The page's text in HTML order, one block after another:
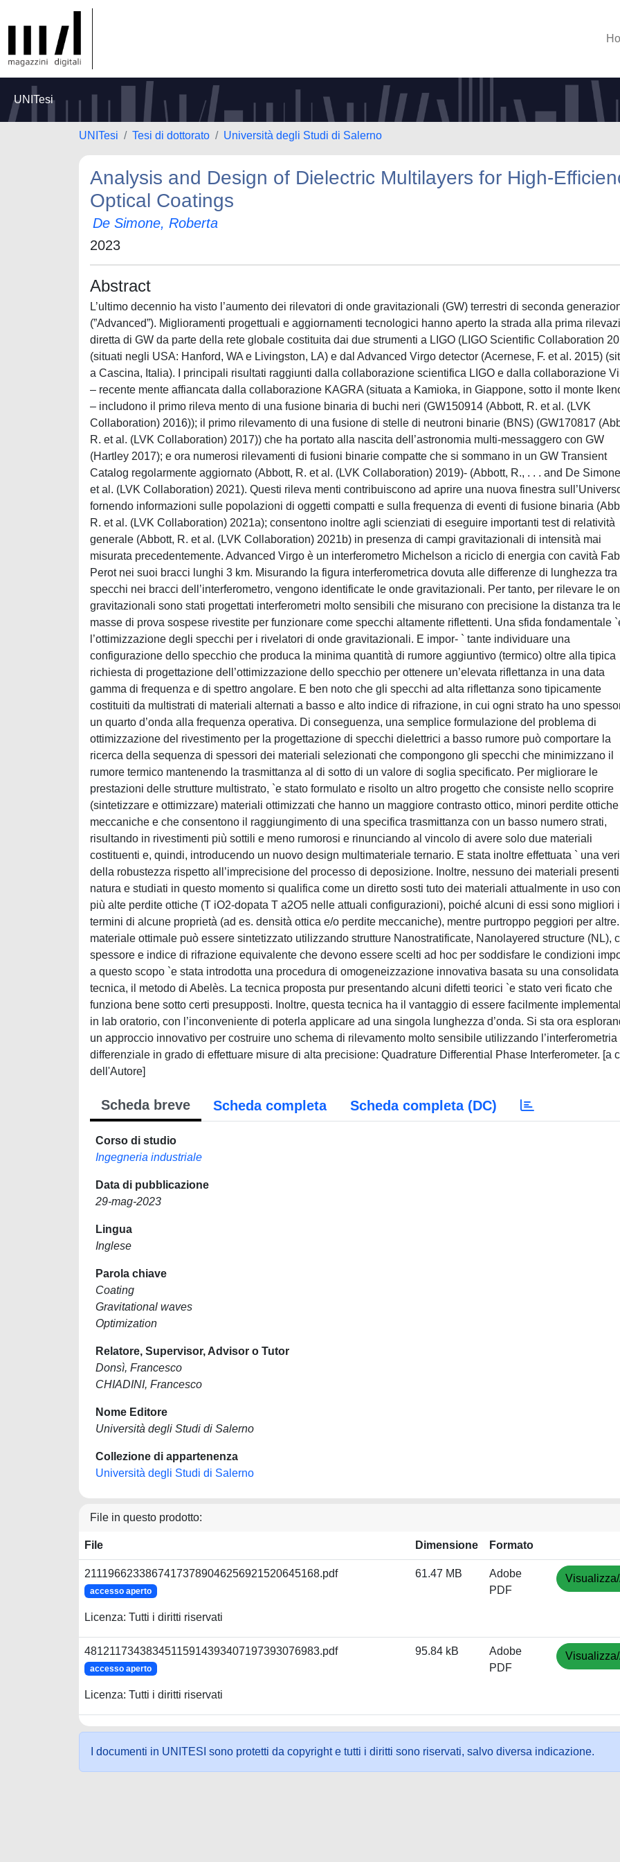
UNITesi
UNITesi Tesi di dottorato Università degli Studi di Salerno
Analysis and Design of Dielectric Multilayers for High-
Optical Coatings
De Simone, Roberta
2023
Abstract
L’ultimo decennio ha visto l’aumento dei rilevatori di onde gravitazionali (GW) terrestri di seconda
(”Advanced”). Miglioramenti progettuali e aggiornamenti tecnologici hanno aperto la strada alla prima
diretta di GW da parte della rete globale costituita dai due strumenti a LIGO (LIGO Scientific Collaboration
(situati negli USA: Hanford, WA e Livingston, LA) e dal Advanced Virgo detector (Acernese, F. et al. 2015)
a Cascina, Italia). I principali risultati raggiunti dalla collaborazione scientifica LIGO e dalla collaborazione
– recente mente affiancata dalla collaborazione KAGRA (situata a Kamioka, in Giappone, sotto il monte
– includono il primo rileva mento di una fusione binaria di buchi neri (GW150914 (Abbott, R. et al. (LVK
Collaboration) 2016)); il primo rilevamento di una fusione di stelle di neutroni binarie (BNS) (GW170817
R. et al. (LVK Collaboration) 2017)) che ha portato alla nascita dell’astronomia multi-messaggero con GW
(Hartley 2017); e ora numerosi rilevamenti di fusioni binarie compatte che si sommano in un GW Transient
Catalog regolarmente aggiornato (Abbott, R. et al. (LVK Collaboration) 2019)- (Abbott, R., . . . and De
et al. (LVK Collaboration) 2021). Questi rileva menti contribuiscono ad aprire una nuova finestra
fornendo informazioni sulle popolazioni di oggetti compatti e sulla frequenza di eventi di fusione binaria
R. et al. (LVK Collaboration) 2021a); consentono inoltre agli scienziati di eseguire importanti test di relatività
generale (Abbott, R. et al. (LVK Collaboration) 2021b) in presenza di campi gravitazionali di intensità mai
misurata precedentemente. Advanced Virgo è un interferometro Michelson a riciclo di energia con cavità
Perot nei suoi bracci lunghi 3 km. Misurando la figura interferometrica dovuta alle differenze di lunghezza tra
specchi nei bracci dell’interferometro, vengono identificate le onde gravitazionali. Per tanto, per rilevare le
gravitazionali sono stati progettati interferometri molto sensibili che misurano con precisione la distanza tra
masse di prova sospese rivestite per funzionare come specchi altamente riflettenti. Una sfida fondamentale
l’ottimizzazione degli specchi per i rivelatori di onde gravitazionali. E impor- ` tante individuare una
configurazione dello specchio che produca la minima quantità di rumore aggiuntivo (termico) oltre alla tipica
richiesta di progettazione dell’ottimizzazione dello specchio per ottenere un’elevata riflettanza in una data
gamma di frequenza e di spettro angolare. E ben noto che gli specchi ad alta riflettanza sono tipicamente
costituiti da multistrati di materiali alternati a basso e alto indice di rifrazione, in cui ogni strato ha uno
un quarto d’onda alla frequenza operativa. Di conseguenza, una semplice formulazione del problema di
ottimizzazione del rivestimento per la progettazione di specchi dielettrici a basso rumore può comportare la
ricerca della sequenza di spessori dei materiali selezionati che compongono gli specchi che minimizzano il
rumore termico mantenendo la trasmittanza al di sotto di un valore di soglia specificato. Per migliorare le
prestazioni delle strutture multistrato, `e stato formulato e risolto un altro progetto che consiste nello scoprire
(sintetizzare e ottimizzare) materiali ottimizzati che hanno un maggiore contrasto ottico, minori perdite
meccaniche e che consentono il raggiungimento di una specifica trasmittanza con un basso numero strati,
risultando in rivestimenti più sottili e meno rumorosi e rinunciando al vincolo di avere solo due materiali
costituenti e, quindi, introducendo un nuovo design multimateriale ternario. E stata inoltre effettuata ` una
della robustezza rispetto all’imprecisione del processo di deposizione. Inoltre, nessuno dei materiali
natura e studiati in questo momento si qualifica come un diretto sosti tuto dei materiali attualmente in uso
più alte perdite ottiche (T iO2-dopata T a2O5 nelle attuali configurazioni), poiché alcuni di essi sono migliori
termini di alcune proprietà (ad es. densità ottica e/o perdite meccaniche), mentre purtroppo peggiori per altre.
materiale ottimale può essere sintetizzato utilizzando strutture Nanostratificate, Nanolayered structure (NL),
spessore e indice di rifrazione equivalente che devono essere scelti ad hoc per soddisfare le condizioni
a questo scopo `e stata introdotta una procedura di omogeneizzazione innovativa basata su una consolidata
tecnica, il metodo di Abelès. La tecnica proposta pur presentando alcuni difetti teorici `e stato veri ficato che
funziona bene sotto certi presupposti. Inoltre, questa tecnica ha il vantaggio di essere facilmente
in lab oratorio, con l’inconveniente di poterla applicare ad una singola lunghezza d’onda. Si sta ora
un approccio innovativo per costruire uno schema di rilevamento molto sensibile utilizzando l’interferometria
differenziale in grado di effettuare misure di alta precisione: Quadrature Differential Phase Interferometer. [a
dell'Autore]
Scheda breve Scheda completa Scheda completa (DC)
Corso di studio
Ingegneria industriale
Data di pubblicazione
29-mag-2023
Lingua
Inglese
Parola chiave
Coating
Gravitational waves
Optimization
Relatore, Supervisor, Advisor o Tutor
Donsì, Francesco
CHIADINI, Francesco
Nome Editore
Università degli Studi di Salerno
Collezione di appartenenza
Università degli Studi di Salerno
File in questo prodotto:
File Dimensione Formato
21119662338674173789046256921520645168.pdf
accesso aperto
Licenza: Tutti i diritti riservati
61.47 MB
Adobe
PDF
48121173438345115914393407197393076983.pdf
accesso aperto
Licenza: Tutti i diritti riservati
95.84 kB
Adobe
PDF
I documenti in UNITESI sono protetti da copyright e tutti i diritti sono riservati, salvo diversa indicazione.